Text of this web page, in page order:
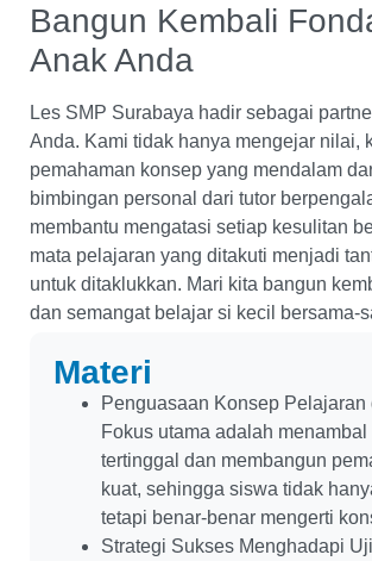
Bangun Kembali
Anak Anda
Les SMP Surabaya hadir sebagai
Anda. Kami tidak hanya mengejar nilai,
pemahaman konsep yang mendalam
bimbingan personal dari tutor
membantu mengatasi setiap kesulitan
mata pelajaran yang ditakuti menjadi
untuk ditaklukkan. Mari kita bangun
dan semangat belajar si kecil bersama-
Materi
Penguasaan Konsep Pelajaran
Fokus utama adalah menambal
tertinggal dan membangun
kuat, sehingga siswa tidak
tetapi benar-benar mengerti
Strategi Sukses Menghadapi